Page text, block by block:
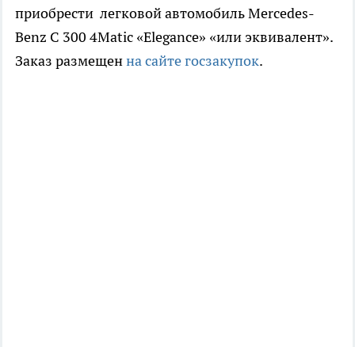
приобрести легковой автомобиль Mercedes-
Benz C 300 4Matic «Elegance» «или эквивалент».
Заказ размещенна сайте госзакупок.